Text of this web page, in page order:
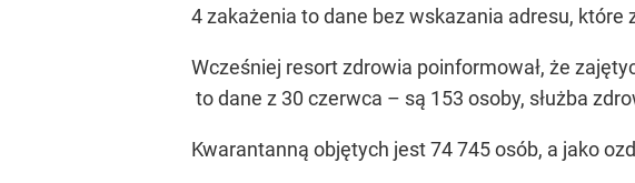
4 zakażenia to dane bez wskazania adresu,
Wcześniej resort zdrowia poinformował, że
to dane z 30 czerwca – są 153 osoby, służba
Kwarantanną objętych jest 74 745 osób, a jako